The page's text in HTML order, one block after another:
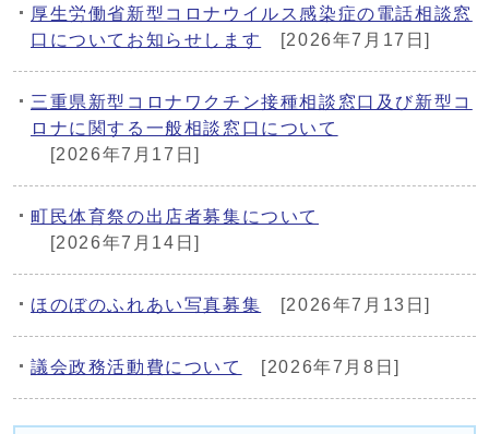
厚生労働省新型コロナウイルス感染症の電話相談窓
口についてお知らせします
[2026年7月17日]
三重県新型コロナワクチン接種相談窓口及び新型コ
ロナに関する一般相談窓口について
[2026年7月17日]
町民体育祭の出店者募集について
[2026年7月14日]
ほのぼのふれあい写真募集 [2026年7月13日]
議会政務活動費について [2026年7月8日]